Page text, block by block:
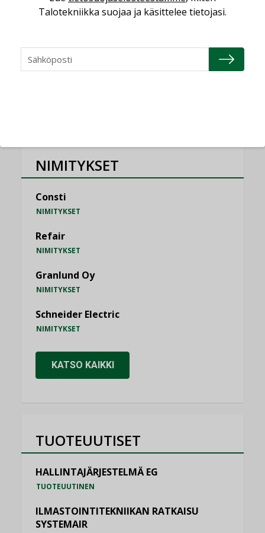
NIMITYKSET
Consti
NIMITYKSET
Refair
NIMITYKSET
Granlund Oy
NIMITYKSET
Schneider Electric
NIMITYKSET
KATSO KAIKKI
TUOTEUUTISET
HALLINTAJÄRJESTELMÄ EG
TUOTEUUTINEN
ILMASTOINTITEKNIIKAN RATKAISU
SYSTEMAIR
Talotekniikka suojaa ja käsittelee tietojasi.